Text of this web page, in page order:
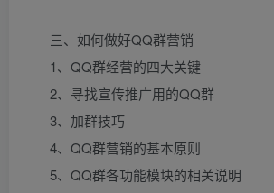
三、如何做好QQ群营销
1、QQ群经营的四大关键
2、寻找宣传推广用的QQ群
3、加群技巧
4、QQ群营销的基本原则
5、QQ群各功能模块的相关说明